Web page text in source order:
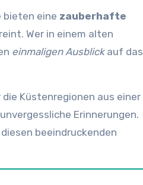
bieten eine zauberhafte
Wer in einem alten
einmaligen Ausblickauf das
die Küstenregionen aus einer
Erinnerungen.
beeindruckenden